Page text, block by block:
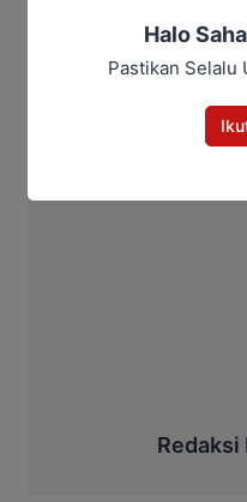
Halo
Pastikan Selalu